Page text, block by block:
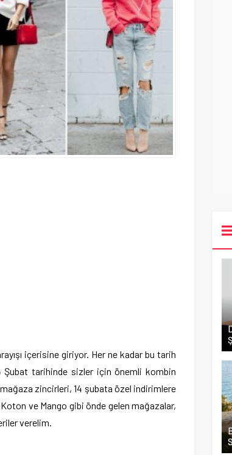
içerisine giriyor. Her ne kadar bu tarih
Şubat tarihinde sizler için önemli kombin
zincirleri, 14 şubata özel indirimlere
ve Mango gibi önde gelen mağazalar,
verelim.